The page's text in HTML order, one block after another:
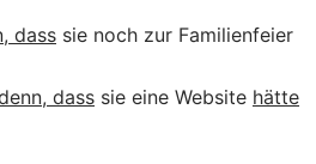
dass sie noch zur Familienfeier
dass sie eine Website hätte